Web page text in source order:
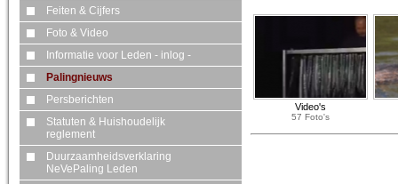
Feiten & Cijfers
Foto & Video
Informatie voor Leden - inlog -
Palingnieuws
Persberichten
Statuten & Huishoudelijk
reglement
Duurzaamheidsverklaring
NeVePaling Leden
Video's
57 Foto's